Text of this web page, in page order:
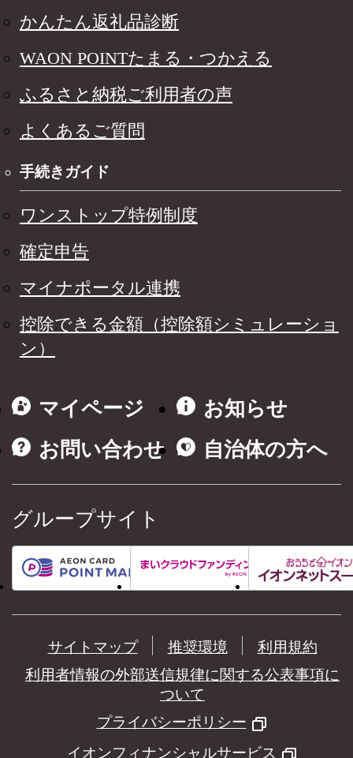
かんたん返礼品診断
WAON POINTたまる・つかえる
ふるさと納税ご利用者の声
よくあるご質問
手続きガイド
ワンストップ特例制度
確定申告
マイナポータル連携
控除できる金額（控除額シミュレーショ
ン）
マイページ
お知らせ
お問い合わせ
自治体の方へ
グループサイト
サイトマップ 推奨環境
利用規約
利用者情報の外部送信規律に関する公表事項に
ついて
プライバシーポリシー
イオンフィナンシャルサービス